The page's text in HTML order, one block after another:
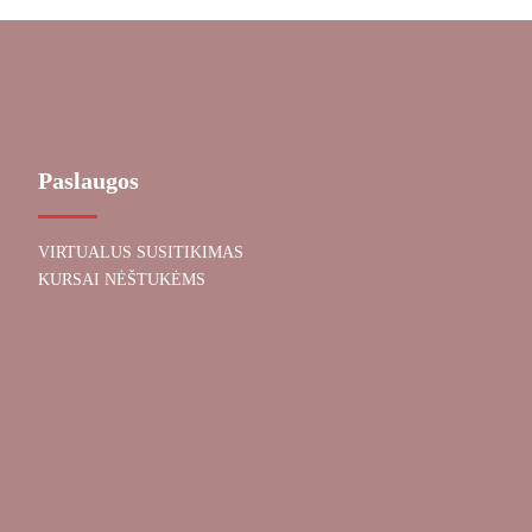
Paslaugos
VIRTUALUS SUSITIKIMAS
KURSAI NĖŠTUKĖMS